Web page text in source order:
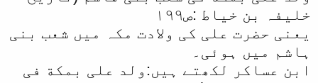
خلیفہ بن خیاط :ص١۹۹
یعنی حضرت علی کی ولادت مکہ میں شعب بنی
ہاشم میں ہوئی۔
ابن عساکر لکھتے ہیں:ولد علی بمکة فی